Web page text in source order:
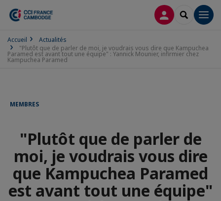
CONNEXION
Accueil
Actualités
"Plutôt que de parler de moi, je voudrais vous dire que Kampuchea
Paramed est avant tout une équipe" : Yannick Mounier, infirmier chez
Kampuchea Paramed
MEMBRES
"Plutôt que de parler de
moi, je voudrais vous dire
que Kampuchea Paramed
est avant tout une équipe"